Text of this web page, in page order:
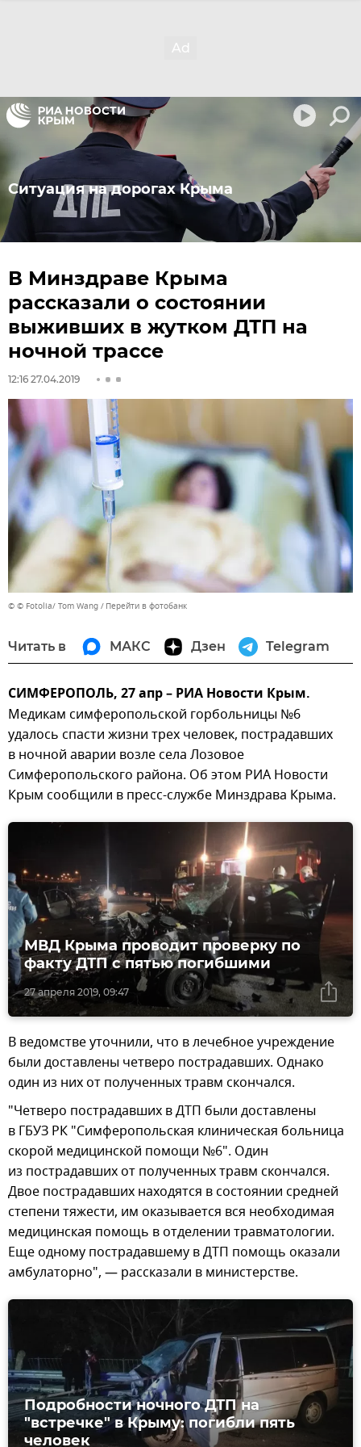
Ситуация на дорогах Крыма
В Минздраве Крыма
рассказали о состоянии
выживших в жутком ДТП на
ночной трассе
12:16 27.04.2019
© © Fotolia/ Tom Wang Перейти в фотобанк
Читать в МАКС Дзен Telegram
СИМФЕРОПОЛЬ, 27 апр – РИА Новости Крым.
Медикам симферопольской горбольницы №6
удалось спасти жизни трех человек, пострадавших
в ночной аварии возле села Лозовое
Симферопольского района. Об этом РИА Новости
Крым сообщили в пресс-службе Минздрава Крыма.
27 апреля 2019, 09:47
МВД Крыма проводит проверку по
факту ДТП с пятью погибшими
В ведомстве уточнили, что в лечебное учреждение
были доставлены четверо пострадавших. Однако
один из них от полученных травм скончался.
"Четверо пострадавших в ДТП были доставлены
в ГБУЗ РК "Симферопольская клиническая больница
скорой медицинской помощи №6". Один
из пострадавших от полученных травм скончался.
Двое пострадавших находятся в состоянии средней
степени тяжести, им оказывается вся необходимая
медицинская помощь в отделении травматологии.
Еще одному пострадавшему в ДТП помощь оказали
амбулаторно", — рассказали в министерстве.
Подробности ночного ДТП на
"встречке" в Крыму: погибли пять
человек